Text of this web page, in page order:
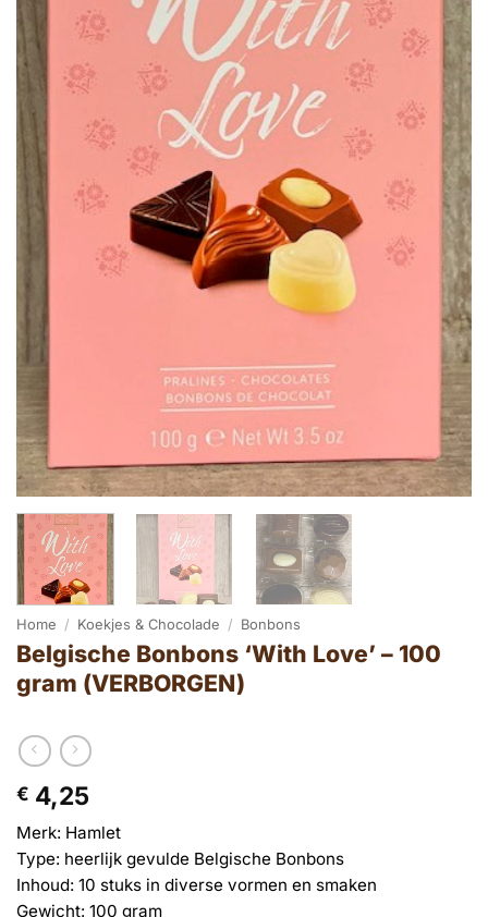
Home / Koekjes & Chocolade / Bonbons
Belgische Bonbons ‘With Love’ – 100
gram (VERBORGEN)
€ 4,25
Merk: Hamlet
Type: heerlijk gevulde Belgische Bonbons
Inhoud: 10 stuks in diverse vormen en smaken
Gewicht: 100 gram